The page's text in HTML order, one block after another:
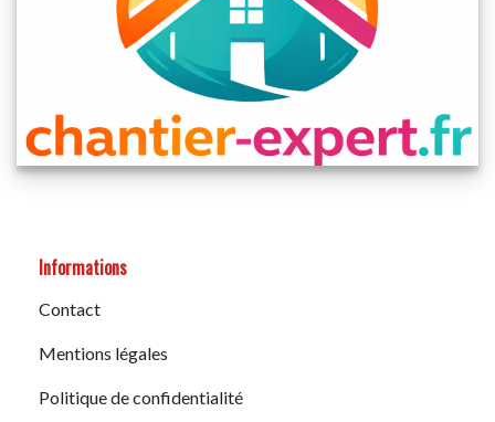
Informations
Contact
Mentions légales
Politique de confidentialité